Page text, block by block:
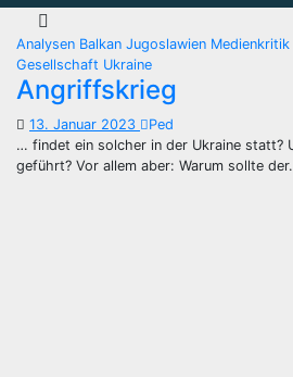
Analysen Balkan Jugoslawien Medienkritik
Gesellschaft Ukraine
Angriffskrieg
13. Januar 2023
Ped
… findet ein solcher in der Ukraine statt?
geführt? Vor allem aber: Warum sollte